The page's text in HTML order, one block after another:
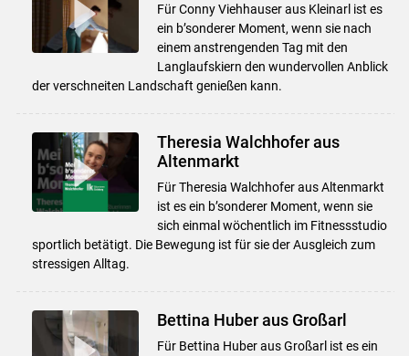
Für Conny Viehhauser aus Kleinarl ist es
ein b’sonderer Moment, wenn sie nach
einem anstrengenden Tag mit den
Langlaufskiern den wundervollen Anblick
der verschneiten Landschaft genießen kann.
Theresia Walchhofer aus
Altenmarkt
Für Theresia Walchhofer aus Altenmarkt
ist es ein b’sonderer Moment, wenn sie
sich einmal wöchentlich im Fitnessstudio
sportlich betätigt. Die Bewegung ist für sie der Ausgleich zum
stressigen Alltag.
Bettina Huber aus Großarl
Für Bettina Huber aus Großarl ist es ein